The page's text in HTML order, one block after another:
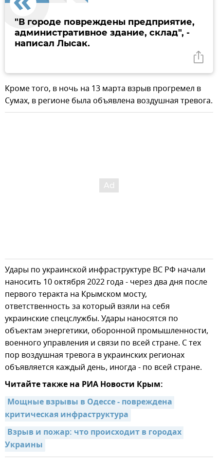
"В городе повреждены предприятие,
административное здание, склад", -
написал Лысак.
Кроме того, в ночь на 13 марта взрыв прогремел в
Сумах, в регионе была объявлена воздушная тревога.
Удары по украинской инфраструктуре ВС РФ начали
наносить 10 октября 2022 года - через два дня после
первого теракта на Крымском мосту,
ответственность за который взяли на себя
украинские спецслужбы. Удары наносятся по
объектам энергетики, оборонной промышленности,
военного управления и связи по всей стране. С тех
пор воздушная тревога в украинских регионах
объявляется каждый день, иногда - по всей стране.
Читайте также на РИА Новости Крым:
Мощные взрывы в Одессе - повреждена
критическая инфраструктура
Взрыв и пожар: что происходит в городах
Украины